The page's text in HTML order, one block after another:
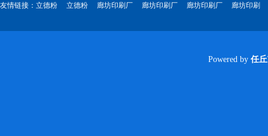
友情链接： 立德粉 立德粉 廊坊印刷厂 廊坊印刷厂 廊坊印刷厂 廊坊印刷
Powered by 任